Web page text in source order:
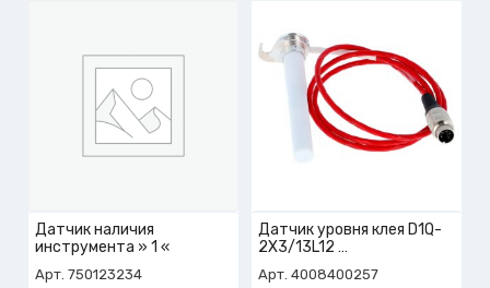
Датчик наличия
инструмента » 1 «
Арт. 750123234
Датчик уровня клея D1Q-
2X3/13L12
Арт. 4008400257